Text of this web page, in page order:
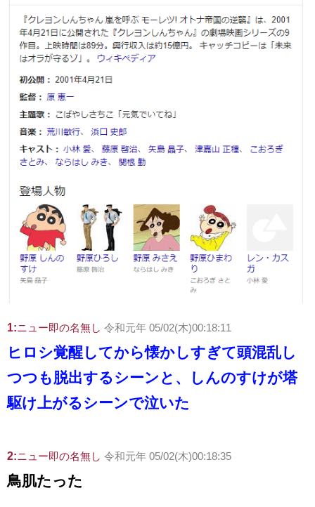
1:ニュー即の名無し 令和元年 05/02(木)00:18:11
ヒロシ覚醒してから懐かしすぎて頭混乱し
つつも脱出するシーンと、しんのすけが塔
駆け上がるシーンで泣いた
2:ニュー即の名無し 令和元年 05/02(木)00:18:35
鳥肌たった